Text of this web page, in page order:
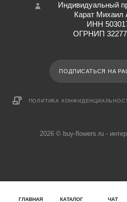
Индивидуальный
Карат Михаил
ИНН
ОГРНИП
ПОДПИСАТЬСЯ НА
ПОЛИТИКА
2026 © buy-flowers.ru -
ГЛАВНАЯ КАТАЛОГ ЧАТ